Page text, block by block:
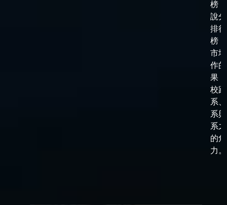
榜
說
排行
榜
市
作
果
校跟
系
系
系
的角
力